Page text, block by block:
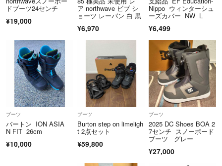
ドブーツ24センチ
¥19,000
ア northwave ビブ シ
ョーツ レーパン 白 黒
¥6,970
Nippo ウィンターシュ
ーズカバー NW L
¥6,499
ブーツ
バートン ION ASIA
N FIT 26cm
¥10,000
ブーツ
Burton step on limeligh
t 2点セット
¥59,800
ブーツ
2025 DC Shoes BOA 2
7センチ スノーボード
ブーツ グレー
¥27,000